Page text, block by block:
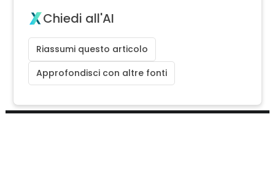
Chiedi all'AI
Riassumi questo articolo
Approfondisci con altre fonti